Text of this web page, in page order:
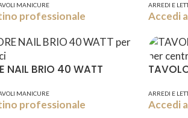
MANICURE
professionale
ARREDI E
Accedi
NAIL BRIO 40 WATT
MANICURE
professionale
ARREDI E
Accedi